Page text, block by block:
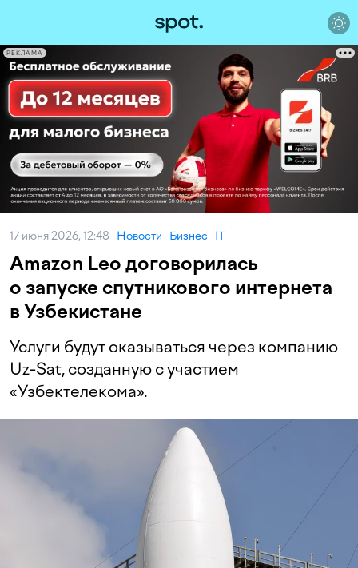
РЕКЛАМА
17 июня 2026, 12:48 Новости Бизнес IT
Amazon Leo договорилась
о запуске спутникового интернета
в Узбекистане
Услуги будут оказываться через компанию
Uz-Sat, созданную с участием
«Узбектелекома».